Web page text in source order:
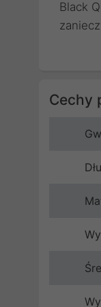
Black
Cechy